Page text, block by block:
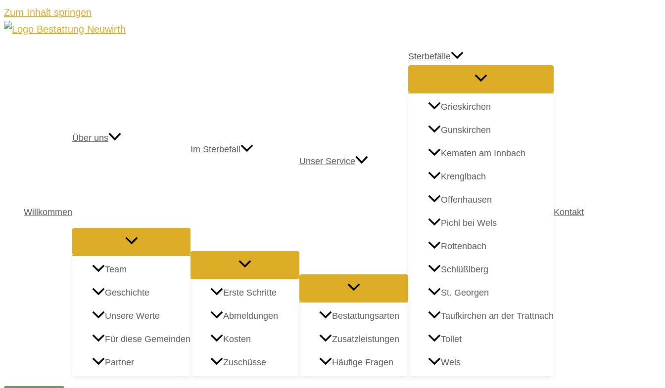
Zum Inhalt springen
Willkommen
Über uns
Team
Geschichte
Unsere Werte
Für diese Gemeinden
Partner
Im Sterbefall
Erste Schritte
Abmeldungen
Kosten
Zuschüsse
Unser Service
Bestattungsarten
Zusatzleistungen
Häufige Fragen
Sterbefälle
Grieskirchen
Gunskirchen
Kematen am Innbach
Krenglbach
Offenhausen
Pichl bei Wels
Rottenbach
Schlüßlberg
St. Georgen
Taufkirchen an der Trattnach
Tollet
Wels
Kontakt